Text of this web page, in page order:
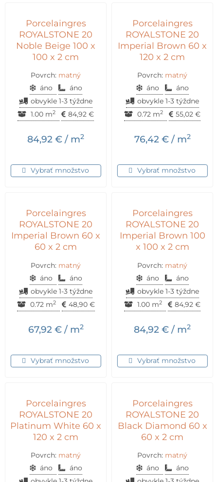
Porcelaingres
ROYALSTONE 20
Noble Beige 100 x
100 x 2 cm
Povrch: matný
áno
áno
obvykle 1-3 týždne
1.00 m2 84,92 €
84,92 € / m2
Vybrať množstvo
Porcelaingres
ROYALSTONE 20
Imperial Brown 60 x
120 x 2 cm
Povrch: matný
áno
áno
obvykle 1-3 týždne
0.72 m2 55,02 €
76,42 €/ m2
Vybrať množstvo
Porcelaingres
ROYALSTONE 20
Imperial Brown 60 x
60 x 2 cm
Povrch: matný
áno
áno
obvykle 1-3 týždne
0.72 m2 48,90 €
67,92 €/ m2
Vybrať množstvo
Porcelaingres
ROYALSTONE 20
Imperial Brown 100
x 100 x 2 cm
Povrch: matný
áno
áno
obvykle 1-3 týždne
1.00 m2 84,92 €
84,92 € / m2
Vybrať množstvo
Porcelaingres
ROYALSTONE 20
Platinum White 60 x
120 x 2 cm
Povrch: matný
áno
áno
Porcelaingres
ROYALSTONE 20
Black Diamond 60 x
60 x 2 cm
Povrch: matný
áno
áno